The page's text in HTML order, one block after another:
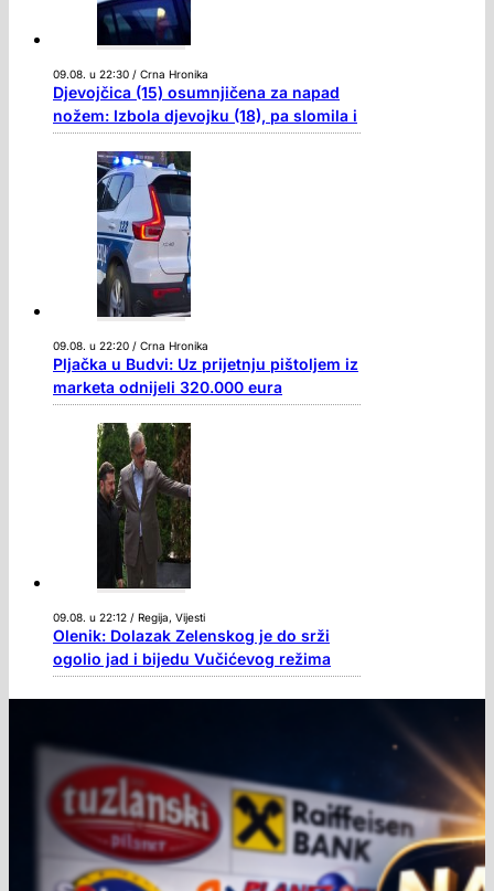
09.08. u 22:30 / Crna Hronika
Djevojčica (15) osumnjičena za napad
nožem: Izbola djevojku (18), pa slomila i
09.08. u 22:20 / Crna Hronika
Pljačka u Budvi: Uz prijetnju pištoljem iz
marketa odnijeli 320.000 eura
09.08. u 22:12 / Regija, Vijesti
Olenik: Dolazak Zelenskog je do srži
ogolio jad i bijedu Vučićevog režima